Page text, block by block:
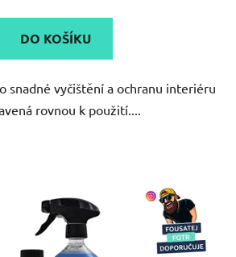
DO KOŠÍKU
snadné vyčištění a ochranu interiéru
rovnou k použití....